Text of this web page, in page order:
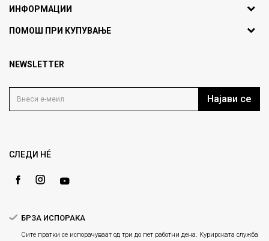
ИНФОРМАЦИИ
За нас
Продавници
Блог
Gift Card
ПОМОШ ПРИ КУПУВАЊЕ
Политика на приватност
Како да купите
Замена и рефундација на производи
NEWSLETTER
Најави се
СЛЕДИ НÉ
БРЗА ИСПОРАКА
Сите пратки се испорачуваат од три до пет работни дена. Курирската служба